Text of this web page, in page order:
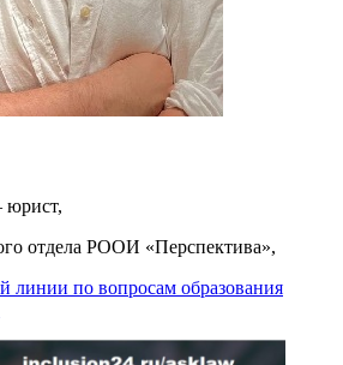
юрист,
отдела РООИ «Перспектива»,
линии по вопросам образования